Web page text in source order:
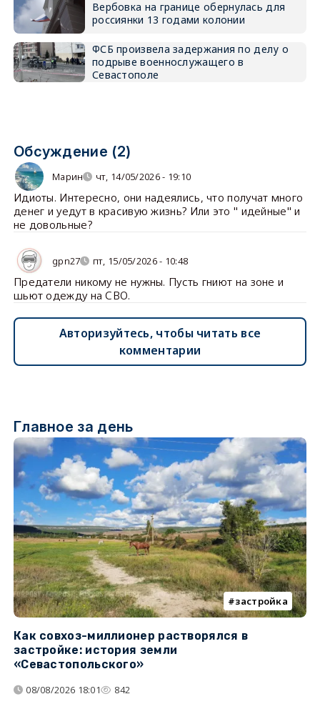
Вербовка на границе обернулась для
россиянки 13 годами колонии
ФСБ произвела задержания по делу о
подрыве военнослужащего в
Севастополе
Обсуждение (2)
Марин чт, 14/05/2026 - 19:10
Идиоты. Интересно, они надеялись, что получат много
денег и уедут в красивую жизнь? Или это " идейные" и
не довольные?
gpn27 пт, 15/05/2026 - 10:48
Предатели никому не нужны. Пусть гниют на зоне и
шьют одежду на СВО.
Авторизуйтесь, чтобы читать все
комментарии
Главное за день
застройка
Как совхоз-миллионер растворялся в
застройке: история земли
«Севастопольского»
08/08/2026 18:01 842